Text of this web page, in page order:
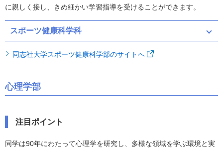
に親しく接し、きめ細かい学習指導を受けることができます。
スポーツ健康科学科
同志社大学スポーツ健康科学部のサイトへ
心理学部
注目ポイント
同学は90年にわたって心理学を研究し、多様な領域を学ぶ環境と実